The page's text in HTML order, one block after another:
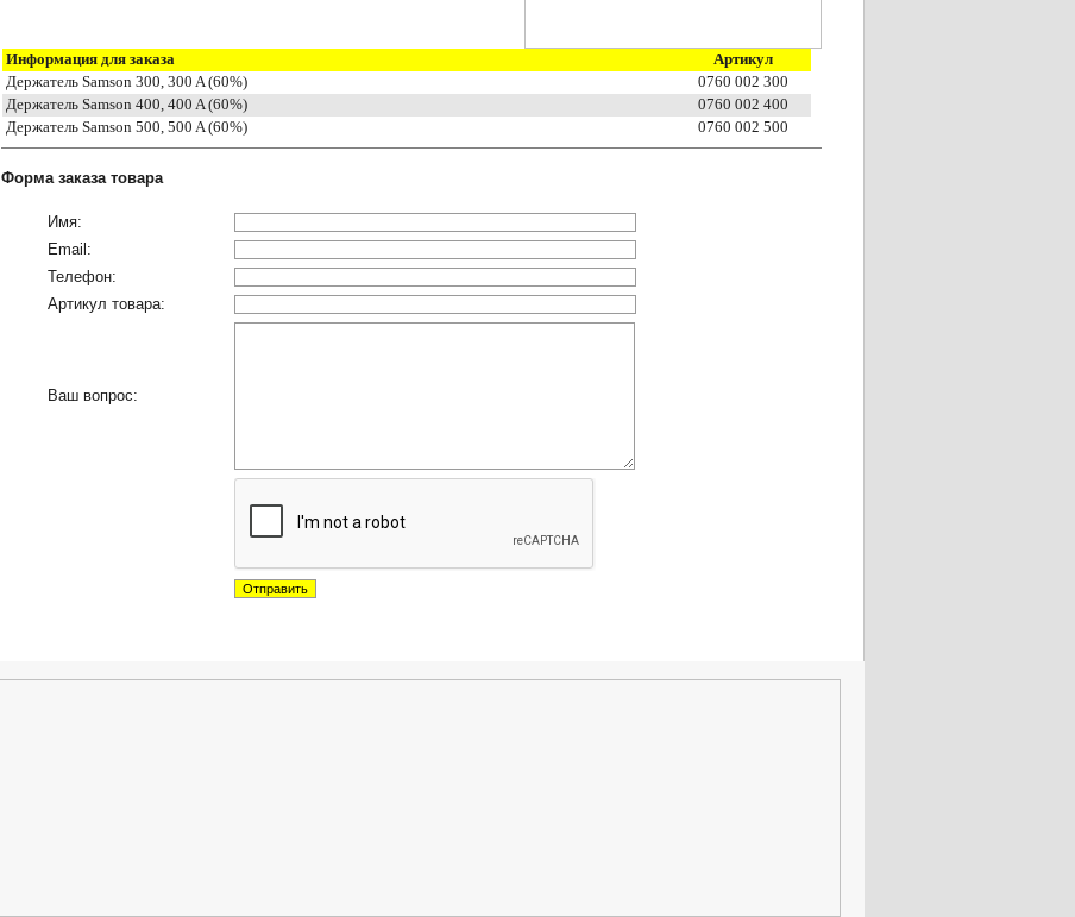
Информация для заказа
Артикул
Держатель Samson 300, 300 A (60%)
0760 002 300
Держатель Samson 400, 400 A (60%)
0760 002 400
Держатель Samson 500, 500 A (60%)
0760 002 500
Форма заказа товара
Имя:
Email:
Телефон:
Артикул товара:
Ваш вопрос: